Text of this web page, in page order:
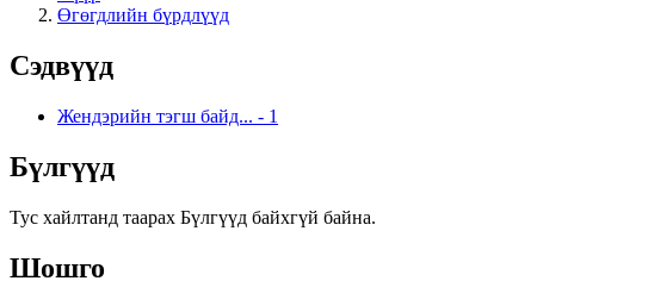
Өгөгдлийн бүрдлүүд
Сэдвүүд
Жендэрийн тэгш байд... - 1
Бүлгүүд
Тус хайлтанд таарах Бүлгүүд байхгүй байна.
Шошго